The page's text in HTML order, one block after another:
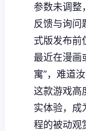
参数未调整
反馈与询
式版发布前
最近在漫画
寓”，难道
这款游戏高
实体验，成
程的被动观